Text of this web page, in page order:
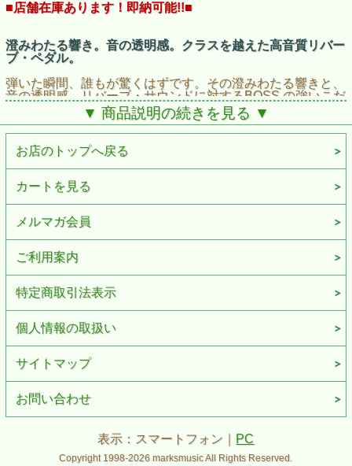
■店舗在庫あります！即納可能!!■
澄みわたる響き。音の透明感。クラスを越えた高音質リバー
ブ・ペダル。
弾いた瞬間、誰もが驚くはずです。その澄みわたる響きと、
音の透明感、リバーブ・サウンドに対するBOSS の強いこだ
わりは、いまRV-6 によって忠実に再現されました。実に多
彩なサウンドが生み出せる8 種類のリバーブ・モード、直感
的な音作りをかなえる3 つのつまみ、エクスプレッション・
ペダルによる残響コントロール。随所にBOSS ならではの個
性を盛り込み、使いやすさにも充分配慮。BOSS RV-6 はク
ラスの基準を大きく越え、いまリバーブ・エフェクトの新し
いスタンダードへ。
▼ 商品説明の続きを見る ▼
お店のトップへ戻る
カートを見る
メルマガ会員
ご利用案内
特定商取引法表示
個人情報の取扱い
サイトマップ
お問い合わせ
表示：スマートフォン｜ PC
Copyright 1998-2026 marksmusic All Rights Reserved.